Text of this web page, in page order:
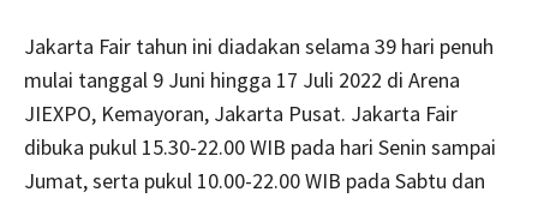
Jakarta Fair tahun ini diadakan selama 39 hari penuh
mulai tanggal 9 Juni hingga 17 Juli 2022 di Arena
JIEXPO, Kemayoran, Jakarta Pusat. Jakarta Fair
dibuka pukul 15.30-22.00 WIB pada hari Senin sampai
Jumat, serta pukul 10.00-22.00 WIB pada Sabtu dan